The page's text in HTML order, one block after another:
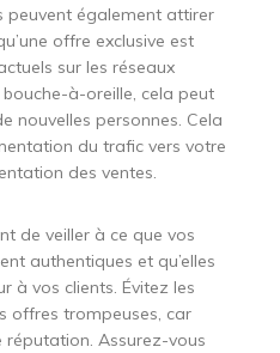
peuvent également attirer
offre exclusive est
sur les réseaux
à-oreille, cela peut
nouvelles personnes. Cela
du trafic vers votre
des ventes.
de veiller à ce que vos
authentiques et qu’elles
à vos clients. Évitez les
offres trompeuses, car
Assurez-vous